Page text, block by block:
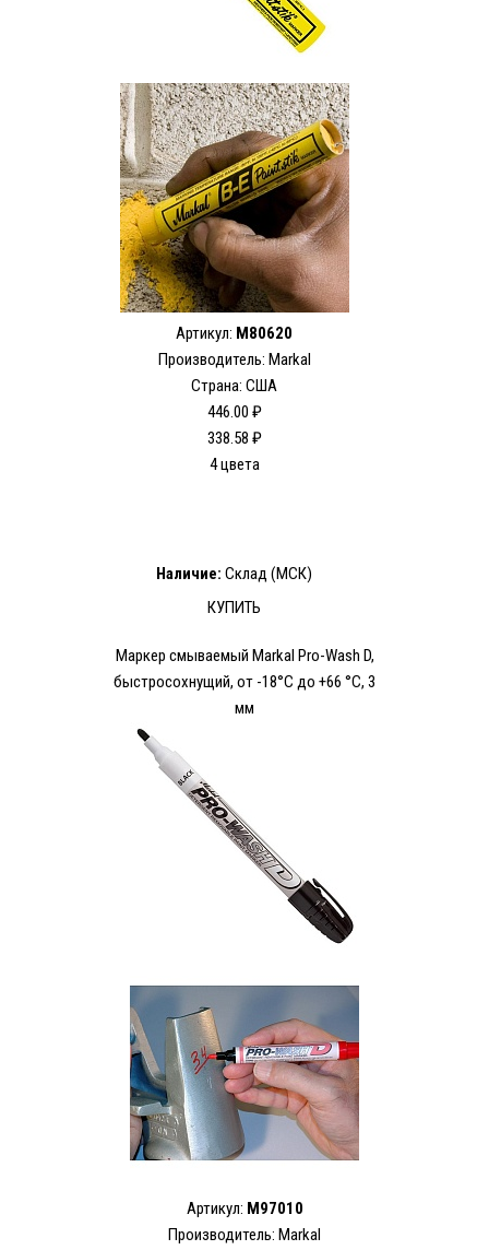
Артикул: M80620
Производитель: Markal
Страна: США
446.00 ₽
338.58 ₽
4 цвета
Наличие: Склад (МСК)
КУПИТЬ
Маркер смываемый Markal Pro-Wash D,
быстросохнущий, от -18°C до +66 °C, 3
мм
Артикул: M97010
Производитель: Markal